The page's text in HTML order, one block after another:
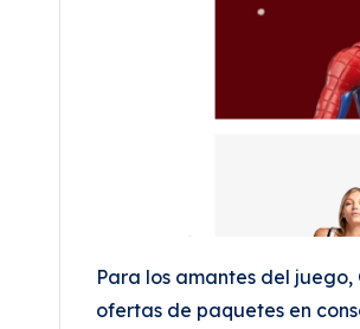
Para los amantes del
ofertas de paquetes en